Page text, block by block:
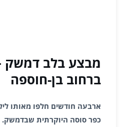
מבצע בלב דמשק
ברחוב בן-חוספה
ארבעה חודשים חלפו מאותו
כפר סוסה היוקרתית